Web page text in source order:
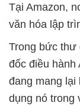
Tại Amazon,
văn hóa lập
Trong bức thư
đốc điều hành
đang mang
dụng nó trong